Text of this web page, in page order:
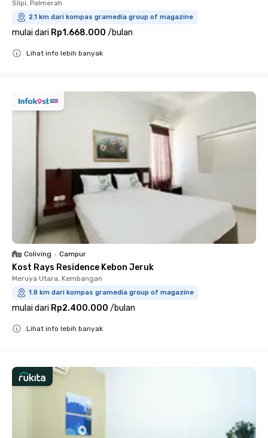
Slipi, Palmerah
2.1 km dari kompas gramedia group of magazine
mulai dari Rp1.668.000 /bulan
Lihat info lebih banyak
Coliving • Campur
Kost Rays Residence Kebon Jeruk
Meruya Utara, Kembangan
1.8 km dari kompas gramedia group of magazine
mulai dari Rp2.400.000 /bulan
Lihat info lebih banyak